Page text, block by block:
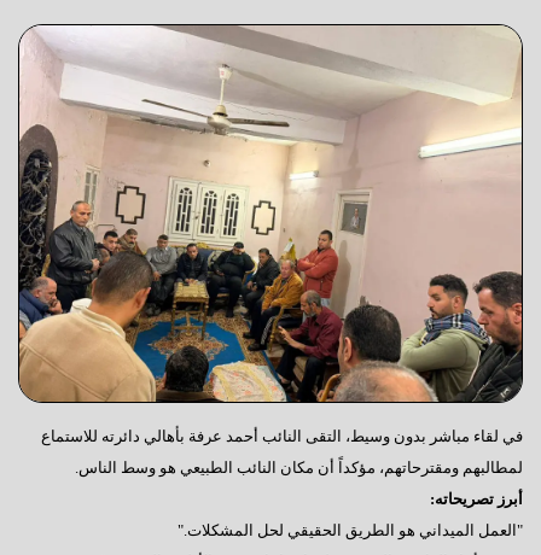
في لقاء مباشر بدون وسيط، التقى النائب أحمد عرفة بأهالي دائرته للاستماع
لمطالبهم ومقترحاتهم، مؤكداً أن مكان النائب الطبيعي هو وسط الناس.
أبرز تصريحاته:
"العمل الميداني هو الطريق الحقيقي لحل المشكلات."